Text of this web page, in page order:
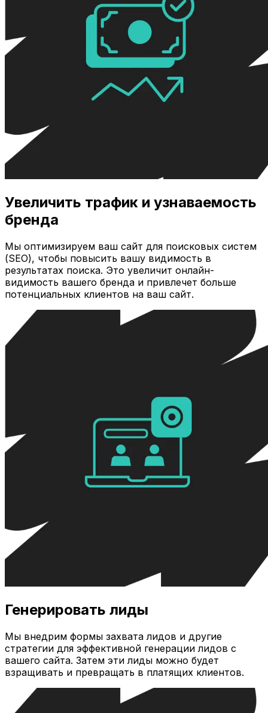
Увеличить трафик и узнаваемость
бренда
Мы оптимизируем ваш сайт для поисковых систем
(SEO), чтобы повысить вашу видимость в
результатах поиска. Это увеличит онлайн-
видимость вашего бренда и привлечет больше
потенциальных клиентов на ваш сайт.
Генерировать лиды
Мы внедрим формы захвата лидов и другие
стратегии для эффективной генерации лидов с
вашего сайта. Затем эти лиды можно будет
взращивать и превращать в платящих клиентов.